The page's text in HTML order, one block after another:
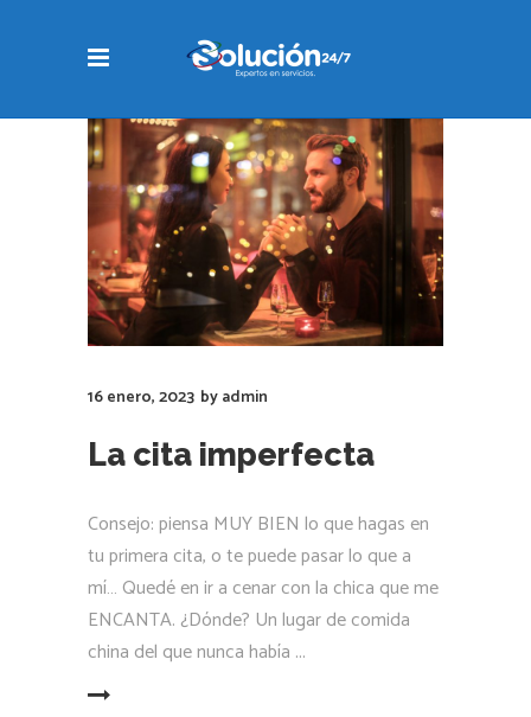
16 enero, 2023 byadmin
La cita imperfecta
Consejo: piensa MUY BIEN lo que hagas en
tu primera cita, o te puede pasar lo que a
mí… Quedé en ir a cenar con la chica que me
ENCANTA. ¿Dónde? Un lugar de comida
china del que nunca había